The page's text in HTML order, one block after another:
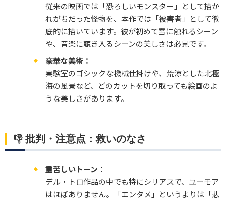
従来の映画では「恐ろしいモンスター」として描か
れがちだった怪物を、本作では「被害者」として徹
底的に描いています。彼が初めて雪に触れるシーン
や、音楽に聴き入るシーンの美しさは必見です。
豪華な美術：
実験室のゴシックな機械仕掛けや、荒涼とした北極
海の風景など、どのカットを切り取っても絵画のよ
うな美しさがあります。
👎 批判・注意点：救いのなさ
重苦しいトーン：
デル・トロ作品の中でも特にシリアスで、ユーモア
はほぼありません。「エンタメ」というよりは「悲